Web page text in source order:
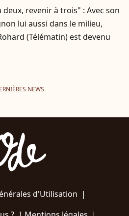
deux, revenir à trois" : Avec son
lui aussi dans le milieu,
(Télématin) est devenu
NEWS
d'Utilisation |